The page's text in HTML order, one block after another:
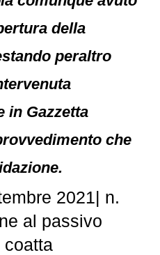
della
peraltro
in Gazzetta
che
2021| n.
al passivo
coatta